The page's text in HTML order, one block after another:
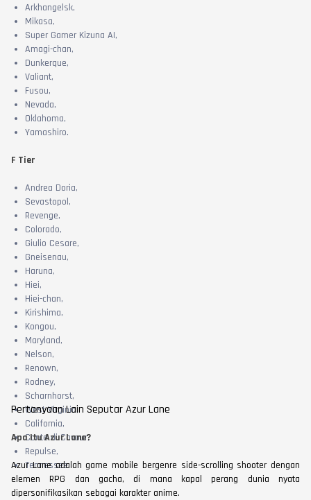
Arkhangelsk,
Mikasa,
Super Gamer Kizuna AI,
Amagi-chan,
Dunkerque,
Valiant,
Fusou,
Nevada,
Oklahoma,
Yamashiro.
F Tier
Andrea Doria,
Sevastopol,
Revenge,
Colorado,
Giulio Cesare,
Gneisenau,
Haruna,
Hiei,
Hiei-chan,
Kirishima,
Kongou,
Maryland,
Nelson,
Renown,
Rodney,
Scharnhorst,
West Virginia,
California,
Conte di Cavour,
Repulse,
Tennessee.
Pertanyaan Lain Seputar Azur Lane
Apa Itu Azur Lane?
Azur Lane adalah game mobile bergenre side-scrolling shooter dengan
elemen RPG dan gacha, di mana kapal perang dunia nyata
dipersonifikasikan sebagai karakter anime.